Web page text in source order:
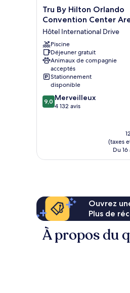
Tru
By
Orlando
Convention
Center
Area,
FL
Hôtel
International
Drive
Tru By Hilton Orlando
Convention Center
Hôtel International Drive
Piscine
Déjeuner gratuit
Animaux de compagnie
acceptés
Stationnement
disponible
9.0
sur
9,0 Merveilleux
4 132 avis
(taxes
Du
Ouvrez
Plus de
À propos du